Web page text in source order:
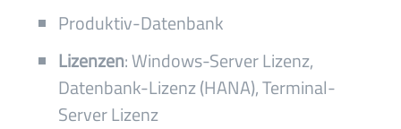
Produktiv-Datenbank
Lizenzen: Windows-Server Lizenz,
Datenbank-Lizenz (HANA), Terminal-
Server Lizenz